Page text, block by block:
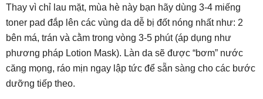
Thay vì chỉ lau mặt, mùa hè này bạn hãy dùng 3-4 miếng
toner pad đắp lên các vùng da dễ bị đốt nóng nhất như: 2
bên má, trán và cằm trong vòng 3-5 phút (áp dụng như
phương pháp Lotion Mask). Làn da sẽ được “bơm” nước
căng mọng, ráo mịn ngay lập tức để sẵn sàng cho các bước
dưỡng tiếp theo.